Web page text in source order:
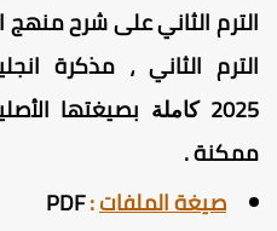
الثاني على شرح منهج
الثاني ، مذكرة
كاملةبصيغتها
.
صيغة الملفات:
PDF